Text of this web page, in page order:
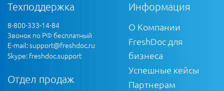
Техподдержка
8-800-333-14-84
Звонок по РФ бесплатный
E-mail:support@freshdoc.ru
Skype: freshdoc.support
Отдел продаж
Информация
О Компании
FreshDoc для
бизнеса
Успешные кейсы
Партнерам